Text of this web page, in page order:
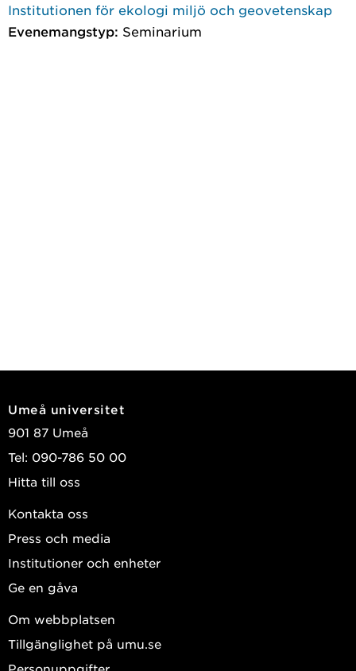
Institutionen för ekologi miljö och geovetenskap
Evenemangstyp: Seminarium
Umeå universitet
901 87 Umeå
Tel: 090-786 50 00
Hitta till oss
Kontakta oss
Press och media
Institutioner och enheter
Ge en gåva
Om webbplatsen
Tillgänglighet på umu.se